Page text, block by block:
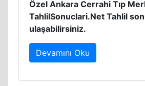
Özel Ankara Cerrahi Tıp
TahlilSonuclari.Net Tahlil
ulaşabilirsiniz.
Devamını Oku